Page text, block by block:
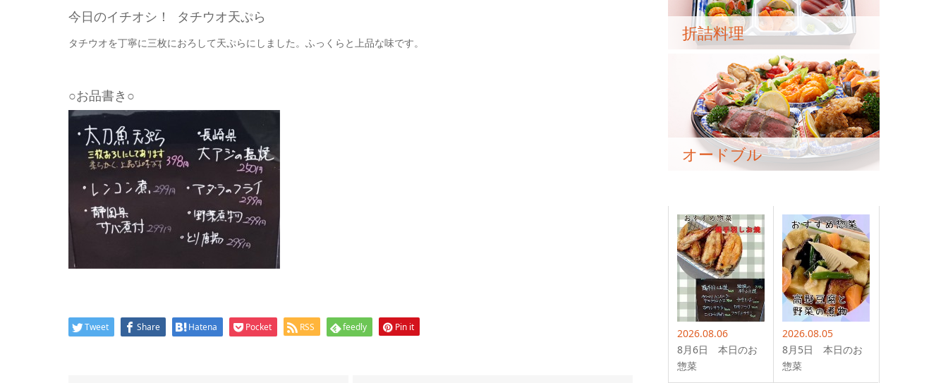
今日のイチオシ！ タチウオ天ぷら
タチウオを丁寧に三枚におろして天ぷらにしました。ふっくらと上品な味です。
○お品書き○
Tweet Share Hatena Pocket RSS feedly Pin it
折詰料理
オードブル
2026.08.06
8月6日 本日のお
惣菜
2026.08.05
8月5日 本日のお
惣菜